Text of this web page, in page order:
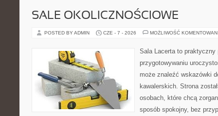
SALE OKOLICZNOŚCIOWE
POSTED BY ADMIN CZE - 7 - 2026 MOŻLIWOŚĆ
Sala Lacerta to praktyczny
przygotowywaniu
może znaleźć wskazówki
kawalerskich. Strona
osobach, które chcą
sposób spokojny, bez